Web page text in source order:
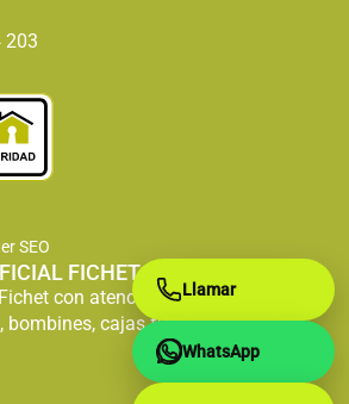
203
SEO
FICHET
con atención especializada en
bombines, cajas fuertes y servicio
Llamar
WhatsApp